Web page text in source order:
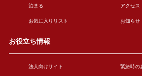
泊まる アクセス
お気に入りリスト お知らせ
お役立ち情報
法人向けサイト 緊急時の